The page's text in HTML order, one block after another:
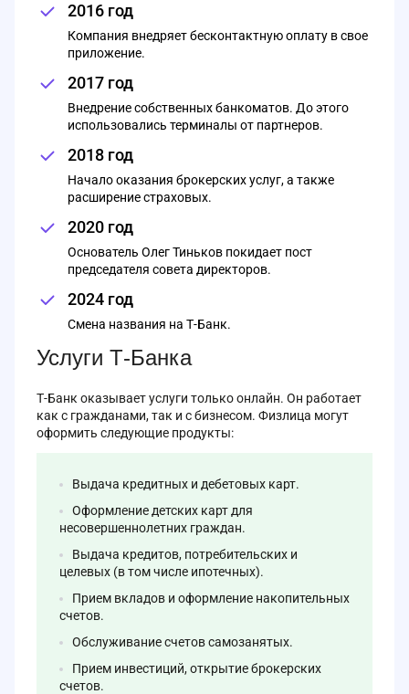
2016 год
Компания внедряет бесконтактную оплату в свое
приложение.
2017 год
Внедрение собственных банкоматов. До этого
использовались терминалы от партнеров.
2018 год
Начало оказания брокерских услуг, а также
расширение страховых.
2020 год
Основатель Олег Тиньков покидает пост
председателя совета директоров.
2024 год
Смена названия на Т-Банк.
Услуги Т-Банка
Т-Банк оказывает услуги только онлайн. Он работает
как с гражданами, так и с бизнесом. Физлица могут
оформить следующие продукты:
Выдача кредитных и дебетовых карт.
Оформление детских карт для
несовершеннолетних граждан.
Выдача кредитов, потребительских и
целевых (в том числе ипотечных).
Прием вкладов и оформление накопительных
счетов.
Обслуживание счетов самозанятых.
Прием инвестиций, открытие брокерских
счетов.